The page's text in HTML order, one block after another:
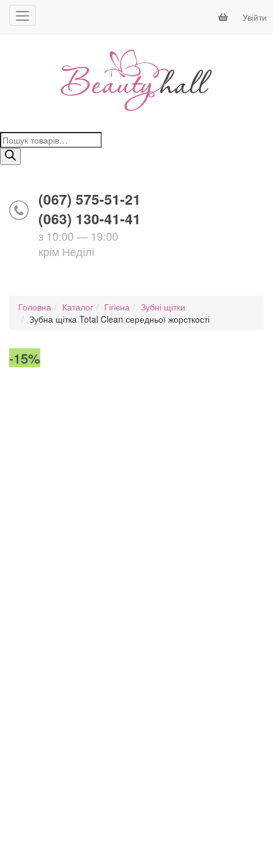
Увійти
Пошук
товарів
(067) 575-51-21
(063) 130-41-41
з 10:00 — 19:00
крім Неділі
Головна Каталог Гігієна
Зубні щітки
Зубна щітка Total Clean середньої жорсткості
-15%